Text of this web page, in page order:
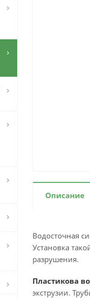
Описание
Водосточная
Установка
разрушения.
Пластикова
экструзии.